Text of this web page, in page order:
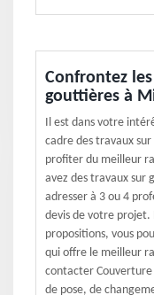
Confrontez
gouttières à
Il est dans votre
cadre des travaux
profiter du meilleur
avez des travaux sur
adresser à 3 ou 4
devis de votre projet.
propositions, vous
qui offre le meilleur
contacter Couverture
de pose, de